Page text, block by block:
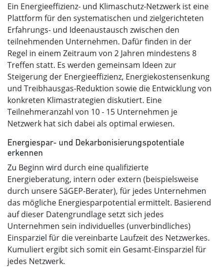
Ein Energieeffizienz- und Klimaschutz-Netzwerk ist eine
Plattform für den systematischen und zielgerichteten
Erfahrungs- und Ideenaustausch zwischen den
teilnehmenden Unternehmen. Dafür finden in der
Regel in einem Zeitraum von 2 Jahren mindestens 8
Treffen statt. Es werden gemeinsam Ideen zur
Steigerung der Energieeffizienz, Energiekostensenkung
und Treibhausgas-Reduktion sowie die Entwicklung von
konkreten Klimastrategien diskutiert. Eine
Teilnehmeranzahl von 10 - 15 Unternehmen je
Netzwerk hat sich dabei als optimal erwiesen.
Energiespar- und Dekarbonisierungspotentiale
erkennen
Zu Beginn wird durch eine qualifizierte
Energieberatung, intern oder extern (beispielsweise
durch unsere SäGEP-Berater), für jedes Unternehmen
das mögliche Energiesparpotential ermittelt. Basierend
auf dieser Datengrundlage setzt sich jedes
Unternehmen sein individuelles (unverbindliches)
Einsparziel für die vereinbarte Laufzeit des Netzwerkes.
Kumuliert ergibt sich somit ein Gesamt-Einsparziel für
jedes Netzwerk.